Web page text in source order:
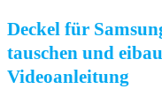
Deckel für
tauschen und
Videoanleitung